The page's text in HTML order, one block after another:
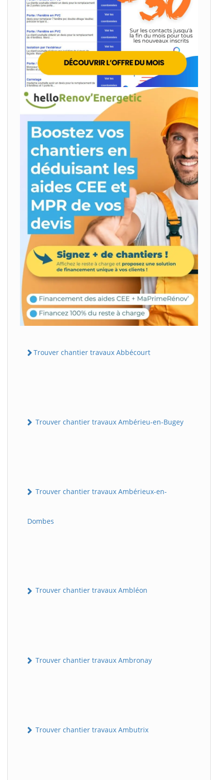
Trouver chantier travaux Abbécourt
Trouver chantier travaux Ambérieu-en-Bugey
Trouver chantier travaux Ambérieux-en-
Dombes
Trouver chantier travaux Ambléon
Trouver chantier travaux Ambronay
Trouver chantier travaux Ambutrix